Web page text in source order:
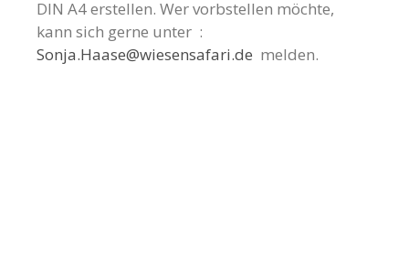
DIN A4 erstellen. Wer vorbstellen möchte,
kann sich gerne unter :
Sonja.Haase@wiesensafari.de melden.